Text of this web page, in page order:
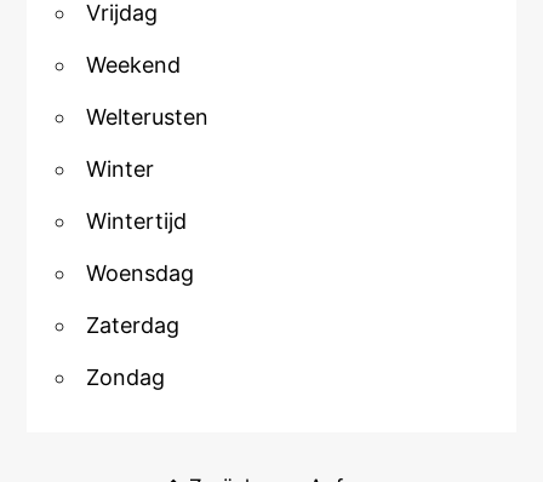
Vrijdag
Weekend
Welterusten
Winter
Wintertijd
Woensdag
Zaterdag
Zondag